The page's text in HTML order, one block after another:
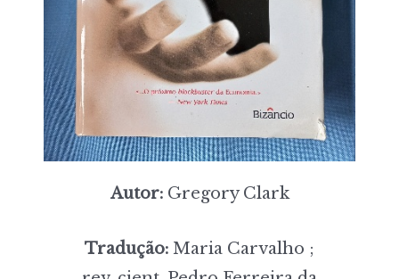
Autor:Gregory Clark
Tradução: Maria Carvalho ;